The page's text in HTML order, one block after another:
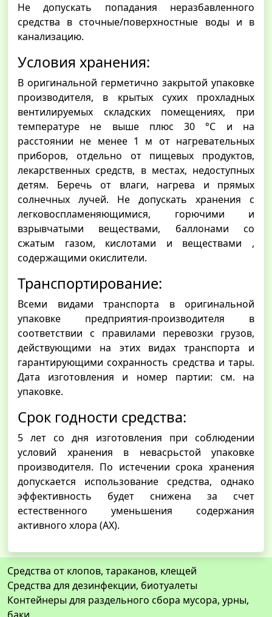
Не допускать попадания неразбавленного
средства в сточные/поверхностные воды и в
канализацию.
Условия хранения:
В оригинальной герметично закрытой упаковке
производителя, в крытых сухих прохладных
вентилируемых складских помещениях, при
температуре не выше плюс 30 °С и на
расстоянии не менее 1 м от нагревательных
приборов, отдельно от пищевых продуктов,
лекарственных средств, в местах, недоступных
детям. Беречь от влаги, нагрева и прямых
солнечных лучей. Не допускать хранения с
легковоспламеняющимися, горючими и
взрывчатыми веществами, баллонами со
сжатым газом, кислотами и веществами ,
содержащими окислители.
Транспортирование:
Всеми видами транспорта в оригинальной
упаковке предприятия-производителя в
соответствии с правилами перевозки грузов,
действующими на этих видах транспорта и
гарантирующими сохранность средства и тары.
Дата изготовления и номер партии: см. на
упаковке.
Срок годности средства:
5 лет со дня изготовления при соблюдении
условий хранения в невасрьстой упаковке
производителя. По истечении срока хранения
допускается использование средства, однако
эффективность будет снижена за счет
естественного уменьшения содержания
активного хлора (АХ).
Средства от клопов, тараканов, клещей
Средства для дезинфекции, биотуалеты
Контейнеры для раздельного сбора мусора, урны,